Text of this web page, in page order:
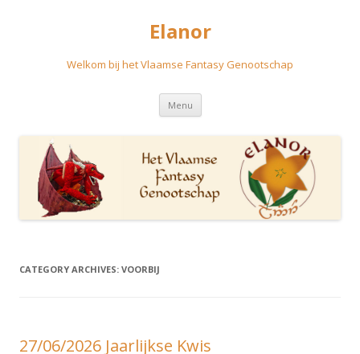
Elanor
Welkom bij het Vlaamse Fantasy Genootschap
Menu Skip
content
CATEGORY ARCHIVES: VOORBIJ
27/06/2026 Jaarlijkse Kwis